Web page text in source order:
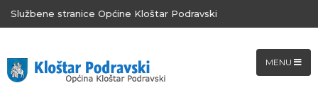
Službene stranice Općine Kloštar Podravski
MENU